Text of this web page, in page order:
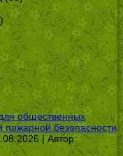
общественных
пожарной безопасности
| Автор: